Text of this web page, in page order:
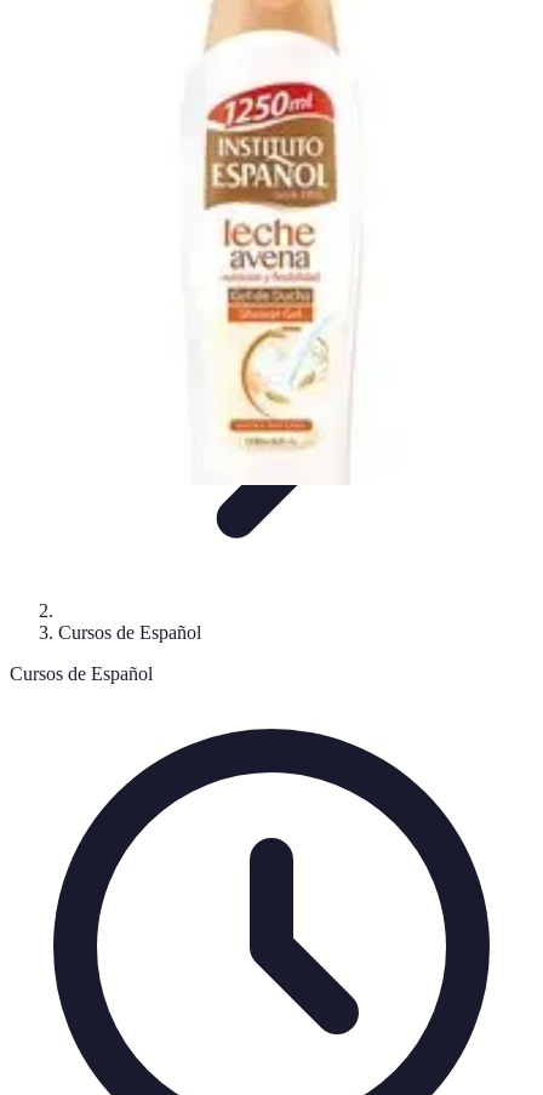
Recursos de Aprendizaje
Cursos de Español
Cursos de Español